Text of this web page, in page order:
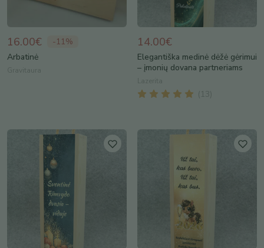
16.00€ -11%
Arbatinė
Gravitaura
14.00€
Elegantiška medinė dėžė gėrimui
– įmonių dovana partneriams
Lazerita
( 13